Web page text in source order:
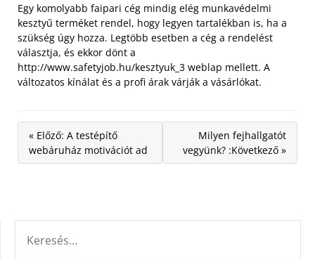
Egy komolyabb faipari cég mindig elég munkavédelmi
kesztyű terméket rendel, hogy legyen tartalékban is, ha a
szükség úgy hozza. Legtöbb esetben a cég a rendelést
választja, és ekkor dönt a
http://www.safetyjob.hu/kesztyuk_3 weblap mellett. A
változatos kínálat és a profi árak várják a vásárlókat.
« Előző: A testépítő
webáruház motivációt ad
Milyen fejhallgatót
vegyünk? :Következő »